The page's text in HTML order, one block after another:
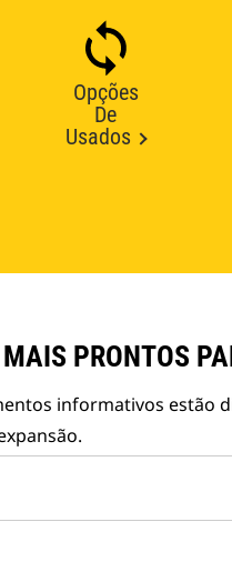
Opções
De
Usados
PRONTOS
informativos estão